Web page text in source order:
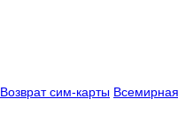
Возврат сим-карты